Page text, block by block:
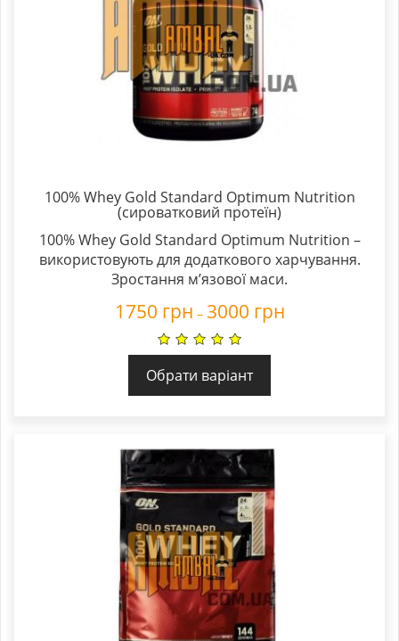
100% Whey Gold Standard Optimum Nutrition
(сироватковий протеїн)
100% Whey Gold Standard Optimum Nutrition –
використовують для додаткового харчування.
Зростання м’язової маси.
1750 грн – 3000 грн
Обрати варіант